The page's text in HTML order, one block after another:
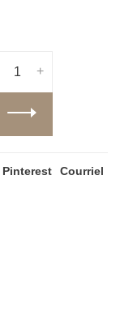
+
Pinterest Courriel